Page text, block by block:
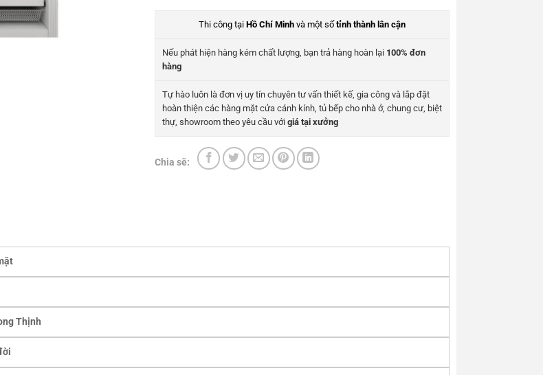
Thi công tạiHồ Chí Minh và một sốtỉnh thành lân cận
Nếu phát hiện hàng kém chất lượng, bạn trả hàng hoàn lại 100% đơn
hàng
Tự hào luôn là đơn vị uy tín chuyên tư vấn thiết kế, gia công và lắp đặt
hoàn thiện các hàng mặt cửa cánh kính, tủ bếp cho nhà ở, chung cư, biệt
thự, showroom theo yêu cầu với giá tại xưởng
Chia sẽ:
Thịnh